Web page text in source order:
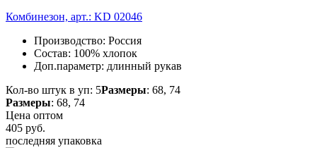
Комбинезон, арт.: KD 02046
Производство: Россия
Состав: 100% хлопок
Доп.параметр: длинный рукав
Кол-во штук в уп: 5Размеры: 68, 74
Размеры: 68, 74
Цена оптом
405 руб.
последняя упаковка